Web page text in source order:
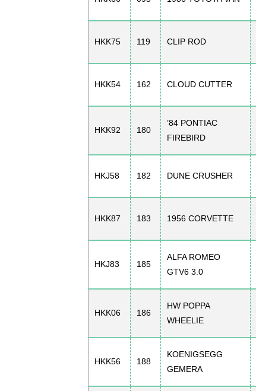
HKK75 119 CLIP ROD
HKK54 162 CLOUD CUTTER
HKK92 180
’84 PONTIAC
FIREBIRD
HKJ58 182 DUNE CRUSHER
HKK87 183 1956 CORVETTE
HKJ83 185
ALFA ROMEO
GTV6 3.0
HKK06 186
HW POPPA
WHEELIE
HKK56 188
KOENIGSEGG
GEMERA